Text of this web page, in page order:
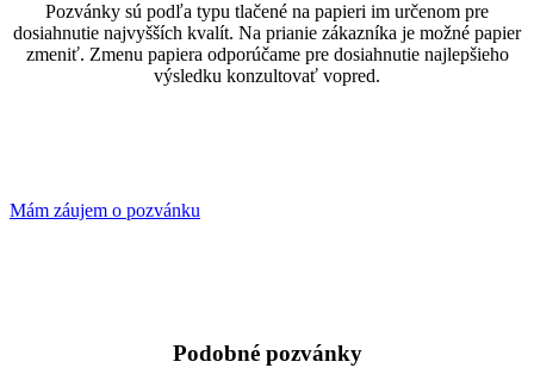
Pozvánky sú podľa typu tlačené na papieri im určenom pre
dosiahnutie najvyšších kvalít. Na prianie zákazníka je možné papier
zmeniť. Zmenu papiera odporúčame pre dosiahnutie najlepšieho
výsledku konzultovať vopred.
Mám záujem o pozvánku
Podobné pozvánky